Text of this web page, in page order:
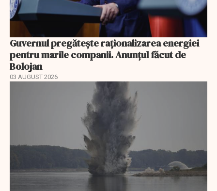
Guvernul pregătește raționalizarea energiei
pentru marile companii. Anunțul făcut de
Bolojan
03 AUGUST 2026